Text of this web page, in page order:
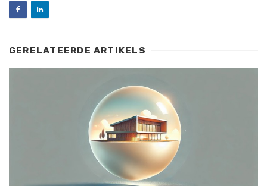
GERELATEERDE ARTIKELS